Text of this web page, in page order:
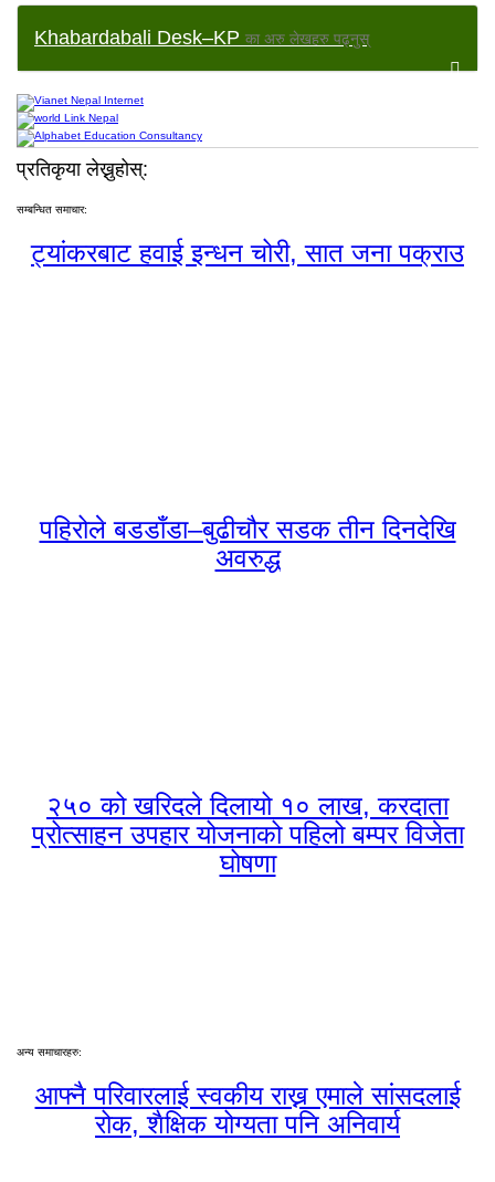
Khabardabali Desk–KP का अरु लेखहरु पढ्नुस्
प्रतिकृया लेख्नुहोस्:
सम्बन्धित समाचार:
ट्यांकरबाट हवाई इन्धन चोरी, सात जना पक्राउ
पहिरोले बडडाँडा–बुढीचौर सडक तीन दिनदेखि
अवरुद्ध
२५० को खरिदले दिलायो १० लाख, करदाता
प्रोत्साहन उपहार योजनाको पहिलो बम्पर विजेता
घोषणा
अन्य समाचारहरु:
आफ्नै परिवारलाई स्वकीय राख्न एमाले सांसदलाई
रोक, शैक्षिक योग्यता पनि अनिवार्य